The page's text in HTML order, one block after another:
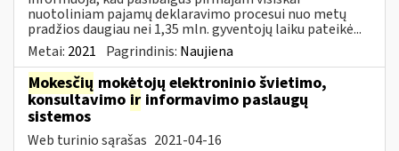
nuotoliniam pajamų deklaravimo procesui nuo metų
pradžios daugiau nei 1,35 mln. gyventojų laiku pateikė...
Metai: 2021 Pagrindinis: Naujiena
Mokesčių mokėtojų elektroninio švietimo,
konsultavimo ir informavimo paslaugų
sistemos
Web turinio sąrašas 2021-04-16